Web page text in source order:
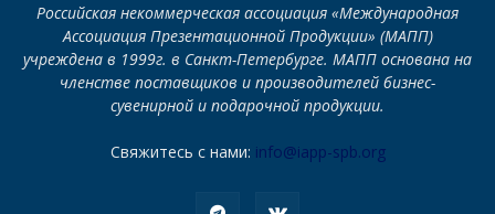
Российская некоммерческая ассоциация «Международная
Ассоциация Презентационной Продукции» (МАПП)
учреждена в 1999г. в Санкт-Петербурге. МАПП основана на
членстве поставщиков и производителей бизнес-
сувенирной и подарочной продукции.
Свяжитесь с нами: info@iapp-spb.org